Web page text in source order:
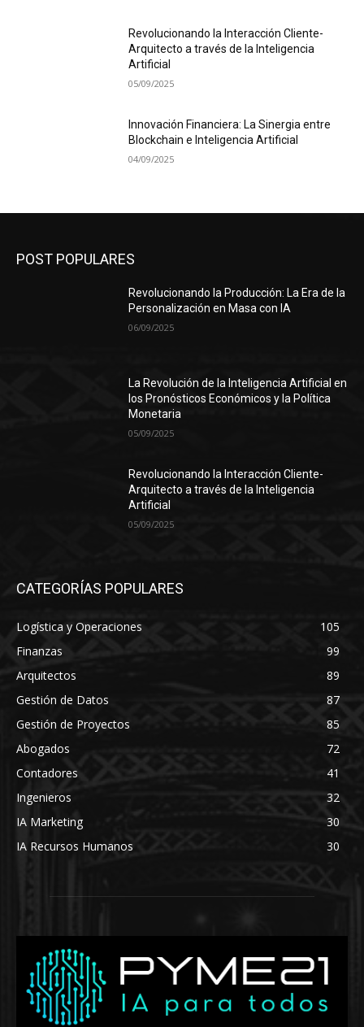
Revolucionando la Interacción Cliente-
Arquitecto a través de la Inteligencia
Artificial
05/09/2025
Innovación Financiera: La Sinergia entre
Blockchain e Inteligencia Artificial
04/09/2025
POST POPULARES
Revolucionando la Producción: La Era de la
Personalización en Masa con IA
06/09/2025
La Revolución de la Inteligencia Artificial en
los Pronósticos Económicos y la Política
Monetaria
05/09/2025
Revolucionando la Interacción Cliente-
Arquitecto a través de la Inteligencia
Artificial
05/09/2025
CATEGORÍAS POPULARES
Logística y Operaciones
105
Finanzas
99
Arquitectos
89
Gestión de Datos
87
Gestión de Proyectos
85
Abogados
72
Contadores
41
Ingenieros
32
IA Marketing
30
IA Recursos Humanos
30